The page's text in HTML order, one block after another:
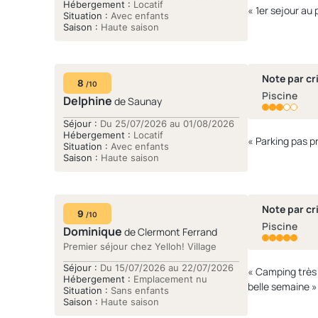
camping est très
très propres
multisport : Il
éviter la
Nous
Hébergement : Locatif
Situation : Avec enfants
Saison : Haute saison
« 1er sejour
8 /10
Delphine de Saunay
Séjour : Du 25/07/2026 au 01/08/2026
Hébergement : Locatif
Situation : Avec enfants
Saison : Haute saison
Note par
Piscine
« Parking pas
9 /10
Dominique de Clermont Ferrand
Premier séjour chez Yelloh! Village
Séjour : Du 15/07/2026 au 22/07/2026
Hébergement : Emplacement nu
Situation : Sans enfants
Saison : Haute saison
Note par
Piscine
« Camping très agréable, plutôt calme, très propre. Notre emplacement pour tente
belle semaine »